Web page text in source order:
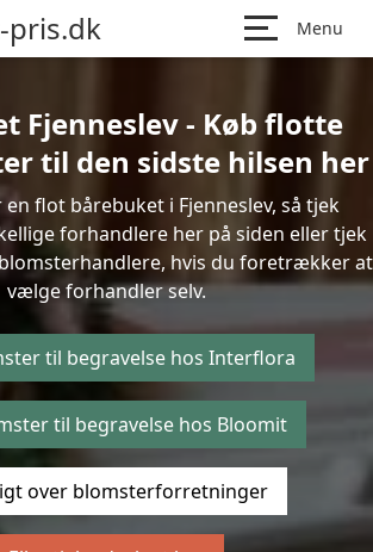
pris.dk Menu
Fjenneslev - Køb flotte
til den sidste hilsen her
flot bårebuket i Fjenneslev, så tjek
forhandlere her på siden eller tjek
hvis du foretrækker at
vælge forhandler selv.
til begravelse hos Interflora
til begravelse hos Bloomit
over blomsterforretninger